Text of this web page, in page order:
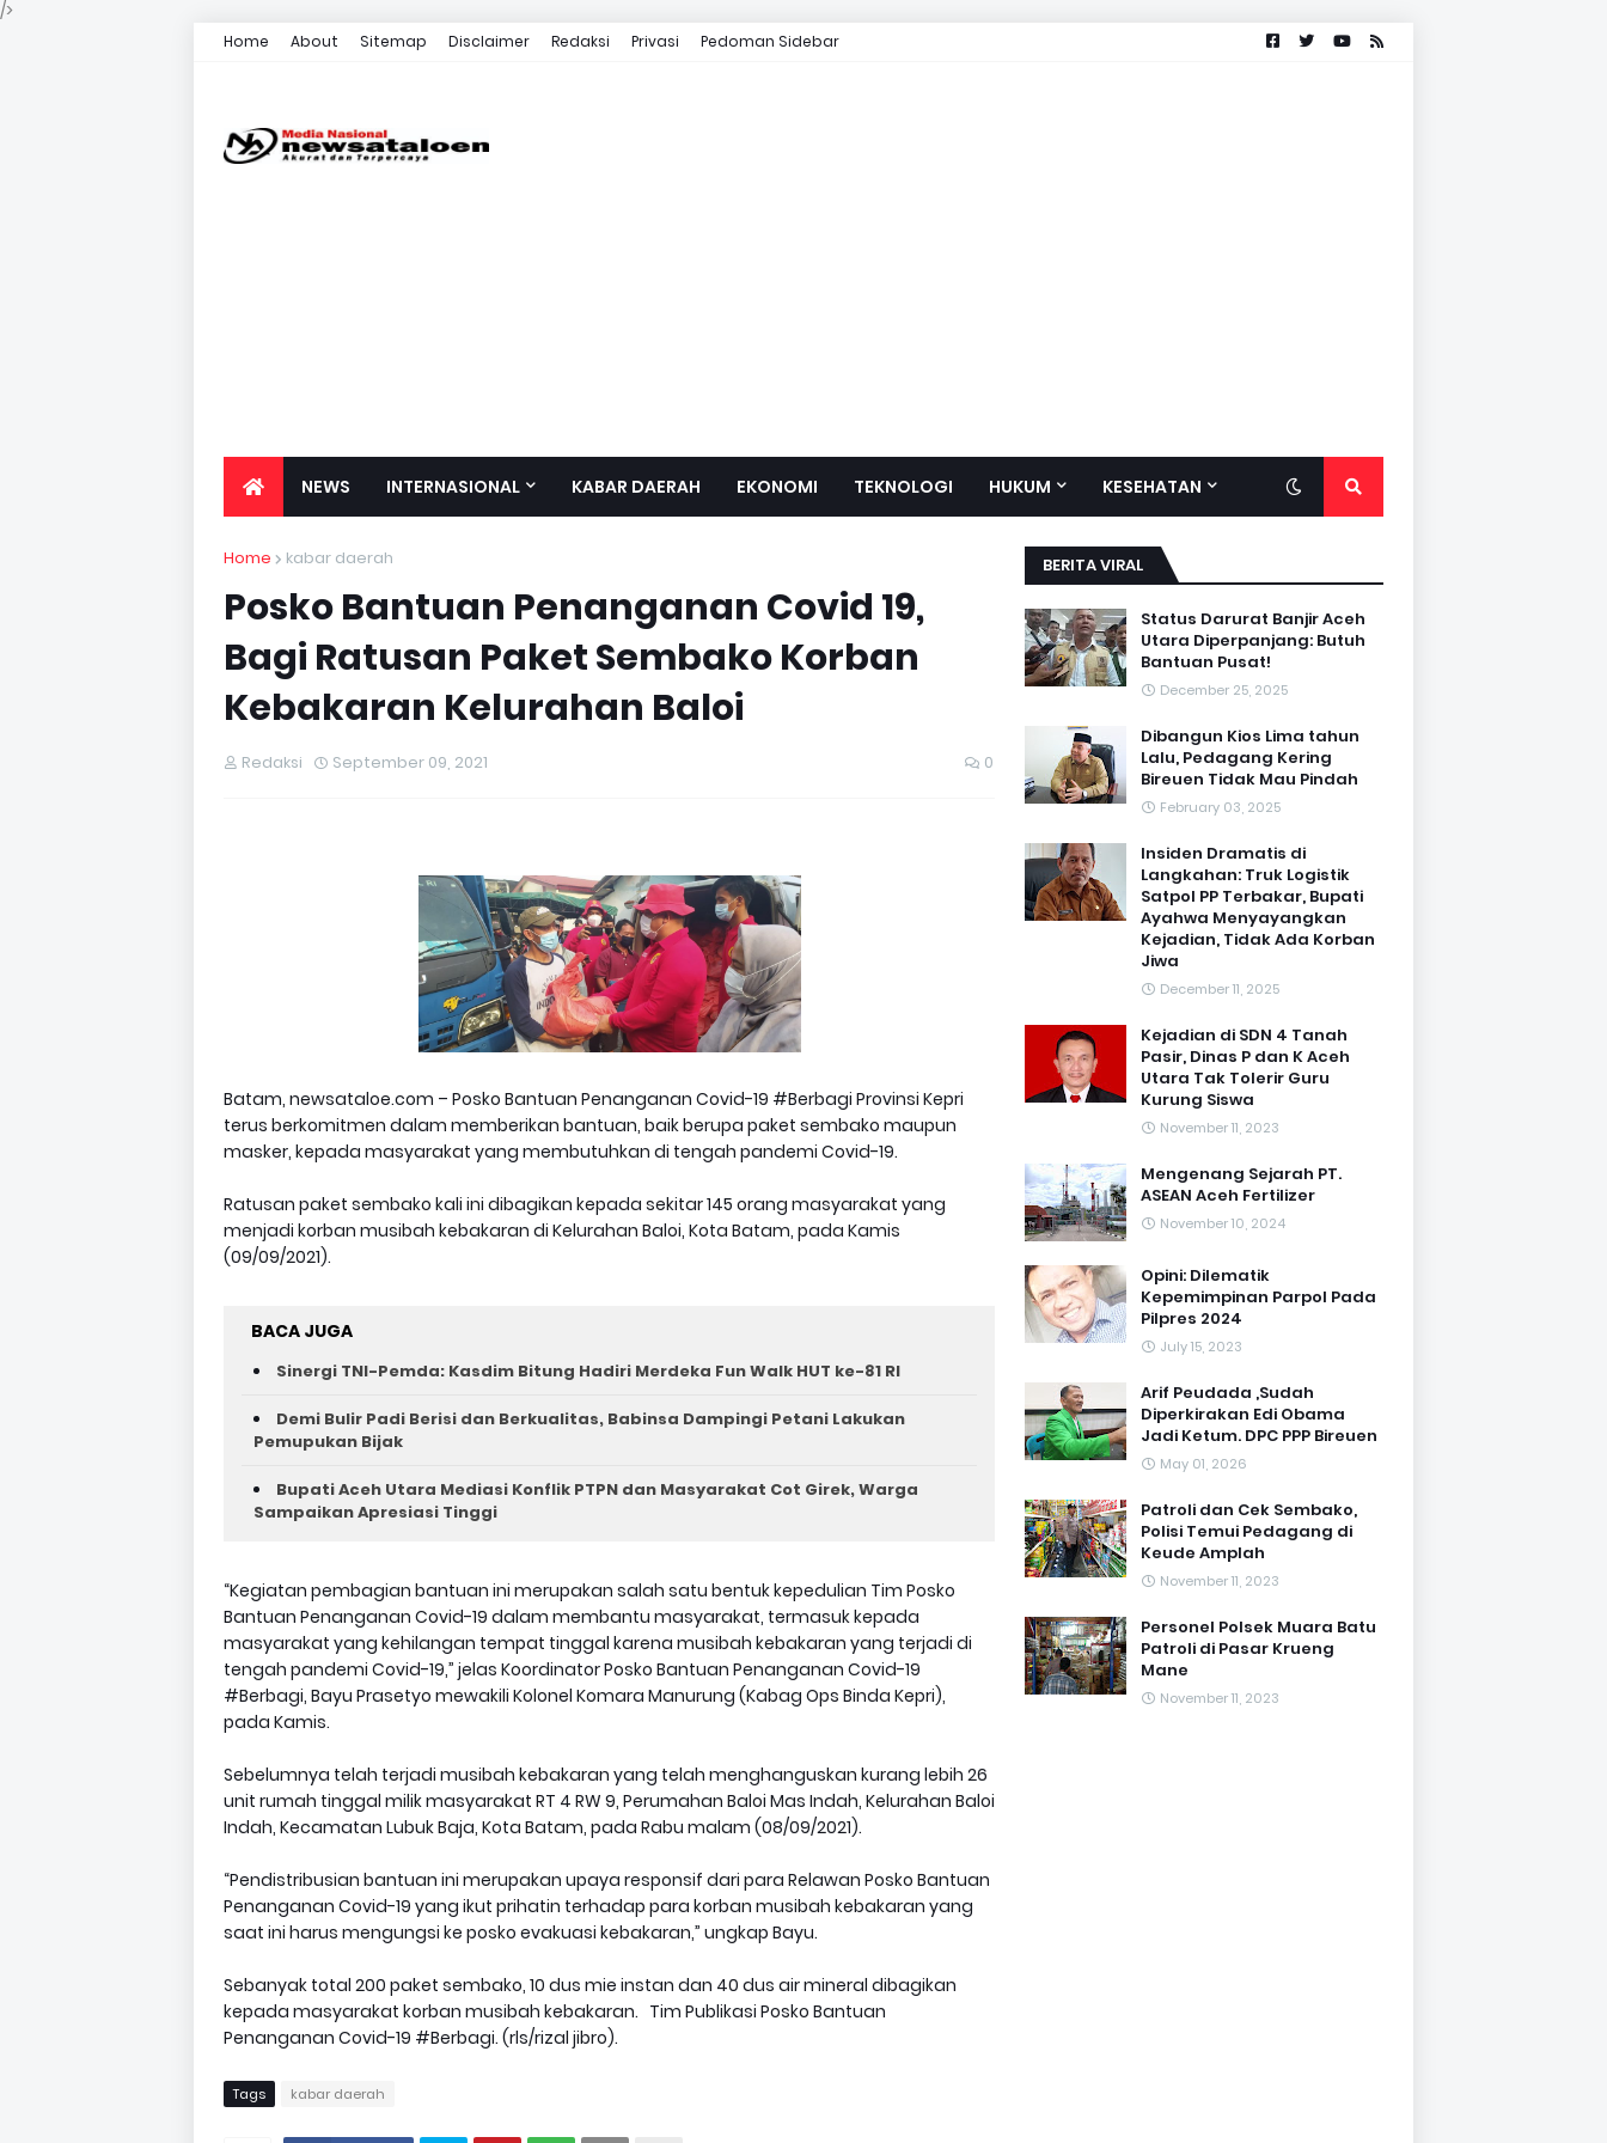
/>
Home About Sitemap Disclaimer Redaksi Privasi Pedoman Sidebar
NEWS INTERNASIONAL KABAR DAERAH EKONOMI TEKNOLOGI HUKUM KESEHATAN
Home kabar daerah
Posko Bantuan Penanganan Covid 19,
Bagi Ratusan Paket Sembako Korban
Kebakaran Kelurahan Baloi
Redaksi September 09, 2021 0
Batam, newsataloe.com – Posko Bantuan Penanganan Covid-19 #Berbagi Provinsi Kepri
terus berkomitmen dalam memberikan bantuan, baik berupa paket sembako maupun
masker, kepada masyarakat yang membutuhkan di tengah pandemi Covid-19.
Ratusan paket sembako kali ini dibagikan kepada sekitar 145 orang masyarakat yang
menjadi korban musibah kebakaran di Kelurahan Baloi, Kota Batam, pada Kamis
(09/09/2021).
BACA JUGA
Sinergi TNI-Pemda: Kasdim Bitung Hadiri Merdeka Fun Walk HUT ke-81 RI
Demi Bulir Padi Berisi dan Berkualitas, Babinsa Dampingi Petani Lakukan
Pemupukan Bijak
Bupati Aceh Utara Mediasi Konflik PTPN dan Masyarakat Cot Girek, Warga
Sampaikan Apresiasi Tinggi
“Kegiatan pembagian bantuan ini merupakan salah satu bentuk kepedulian Tim Posko
Bantuan Penanganan Covid-19 dalam membantu masyarakat, termasuk kepada
masyarakat yang kehilangan tempat tinggal karena musibah kebakaran yang terjadi di
tengah pandemi Covid-19,” jelas Koordinator Posko Bantuan Penanganan Covid-19
#Berbagi, Bayu Prasetyo mewakili Kolonel Komara Manurung (Kabag Ops Binda Kepri),
pada Kamis.
Sebelumnya telah terjadi musibah kebakaran yang telah menghanguskan kurang lebih 26
unit rumah tinggal milik masyarakat RT 4 RW 9, Perumahan Baloi Mas Indah, Kelurahan Baloi
Indah, Kecamatan Lubuk Baja, Kota Batam, pada Rabu malam (08/09/2021).
“Pendistribusian bantuan ini merupakan upaya responsif dari para Relawan Posko Bantuan
Penanganan Covid-19 yang ikut prihatin terhadap para korban musibah kebakaran yang
saat ini harus mengungsi ke posko evakuasi kebakaran,” ungkap Bayu.
Sebanyak total 200 paket sembako, 10 dus mie instan dan 40 dus air mineral dibagikan
kepada masyarakat korban musibah kebakaran. Tim Publikasi Posko Bantuan
Penanganan Covid-19 #Berbagi. (rls/rizal jibro).
Tags kabar daerah
BERITA VIRAL
Status Darurat Banjir Aceh
Utara Diperpanjang: Butuh
Bantuan Pusat!
December 25, 2025
Dibangun Kios Lima tahun
Lalu, Pedagang Kering
Bireuen Tidak Mau Pindah
February 03, 2025
Insiden Dramatis di
Langkahan: Truk Logistik
Satpol PP Terbakar, Bupati
Ayahwa Menyayangkan
Kejadian, Tidak Ada Korban
Jiwa
December 11, 2025
Kejadian di SDN 4 Tanah
Pasir, Dinas P dan K Aceh
Utara Tak Tolerir Guru
Kurung Siswa
November 11, 2023
Mengenang Sejarah PT.
ASEAN Aceh Fertilizer
November 10, 2024
Opini: Dilematik
Kepemimpinan Parpol Pada
Pilpres 2024
July 15, 2023
Arif Peudada ,Sudah
Diperkirakan Edi Obama
Jadi Ketum. DPC PPP Bireuen
May 01, 2026
Patroli dan Cek Sembako,
Polisi Temui Pedagang di
Keude Amplah
November 11, 2023
Personel Polsek Muara Batu
Patroli di Pasar Krueng
Mane
November 11, 2023